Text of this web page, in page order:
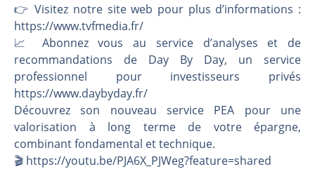
👉️ Visitez notre site web pour plus d’informations :
https://www.tvfmedia.fr/
📈 Abonnez vous au service d’analyses et de
recommandations de Day By Day, un service
professionnel pour investisseurs privés
https://www.daybyday.fr/
Découvrez son nouveau service PEA pour une
valorisation à long terme de votre épargne,
combinant fondamental et technique.
🎬️ https://youtu.be/PJA6X_PJWeg?feature=shared